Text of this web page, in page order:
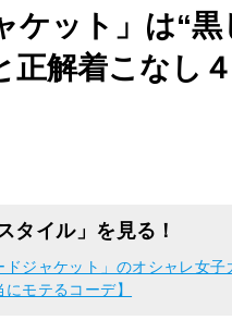
ケット」は“黒
解着こなし４
タイル」を見る！
ジャケット」のオシャレ女子
モテるコーデ】